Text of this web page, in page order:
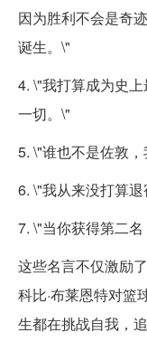
因为胜利不会是奇
诞生。\"
4. \"我打算成为史
一切。\"
5. \"谁也不是佐敦
6. \"我从来没打算
7. \"当你获得第二
这些名言不仅激励
科比·布莱恩特对篮
生都在挑战自我，